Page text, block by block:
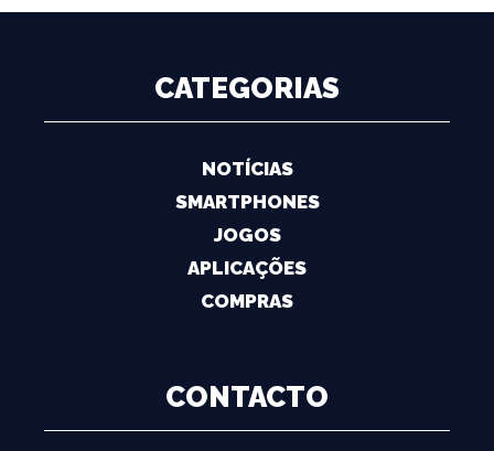
CATEGORIAS
NOTÍCIAS
SMARTPHONES
JOGOS
APLICAÇÕES
COMPRAS
CONTACTO